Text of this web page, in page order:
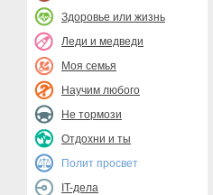
Здоровье или жизнь
Леди и медведи
Моя семья
Научим любого
Не тормози
Отдохни и ты
Полит просвет
IT-дела